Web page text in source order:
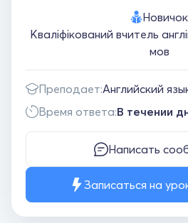
Новичок
Кваліфікований вчитель
мов
Преподает:Английский
Время ответа:В течении
Написать
Записаться на